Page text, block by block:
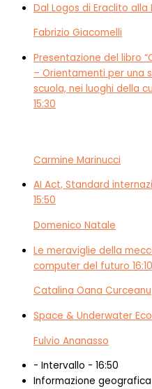
Dal Logos di Eraclito
Fabrizio Giacomelli
Presentazione del libro
– Orientamenti per una
scuola, nei luoghi della
15:30
Carmine Marinucci
AI Act, Standard
15:50
Domenico Natale
Le meraviglie della
computer del futuro 16:10
Catalina Oana Curceanu
Space & Underwater
Fulvio Ananasso
- Intervallo - 16:50
Informazione